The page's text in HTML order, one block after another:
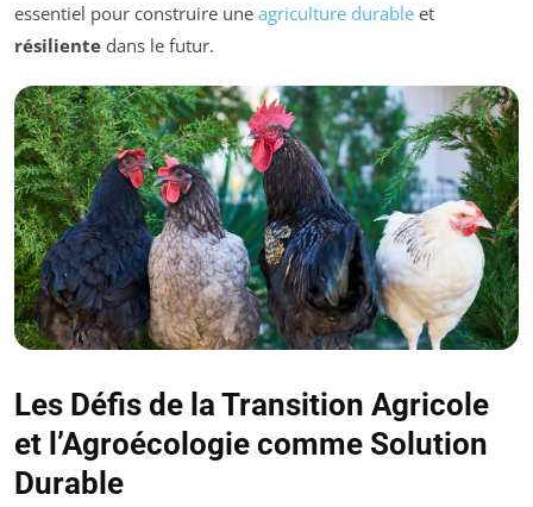
essentiel pour construire une agriculture durable et
résiliente dans le futur.
Les Défis de la Transition Agricole
et l’Agroécologie comme Solution
Durable